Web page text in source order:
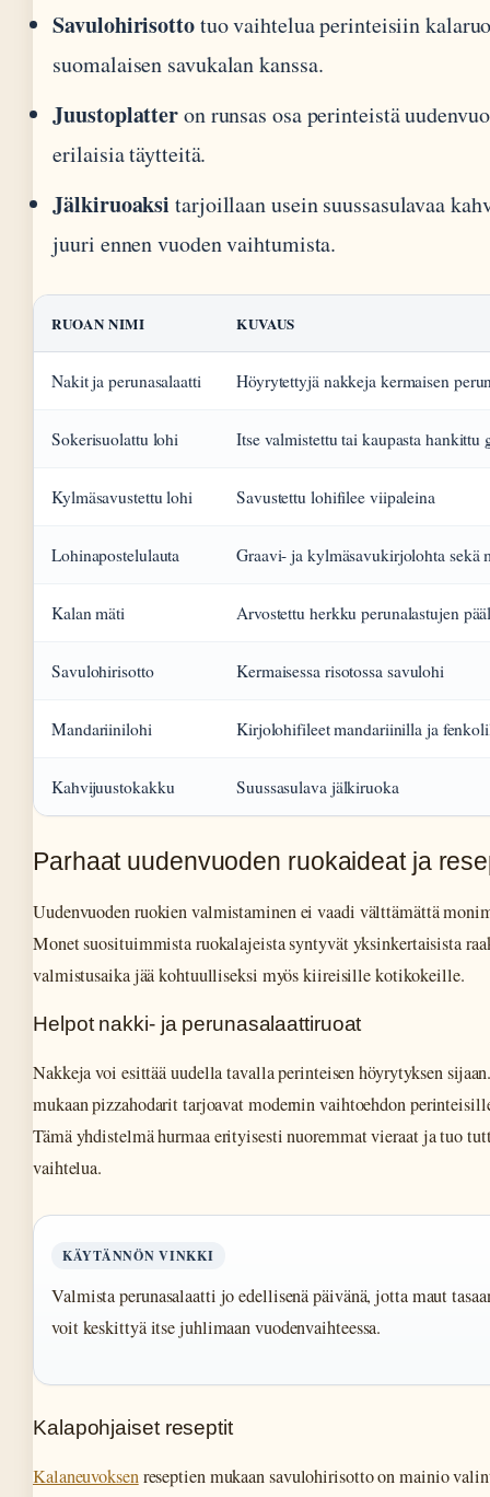
Savulohirisottotuo vaihtelua perinteisiin
suomalaisen savukalan kanssa.
Juustoplatteron runsas osa perinteistä
erilaisia täytteitä.
Jälkiruoaksi tarjoillaan usein suussasulavaa
juuri ennen vuoden vaihtumista.
RUOAN NIMI KUVAUS
Nakit ja perunasalaatti Höyrytettyjä nakkeja kermaisen
Sokerisuolattu lohi Itse valmistettu tai kaupasta hankittu
Kylmäsavustettu lohi Savustettu lohifilee viipaleina
Lohinapostelulauta Graavi- ja kylmäsavukirjolohta sekä
Kalan mäti Arvostettu herkku perunalastujen
Savulohirisotto Kermaisessa risotossa savulohi
Mandariinilohi Kirjolohifileet mandariinilla ja
Kahvijuustokakku Suussasulava jälkiruoka
Parhaat uudenvuoden ruokaideat ja
Uudenvuoden ruokien valmistaminen ei vaadi välttämättä
Monet suosituimmista ruokalajeista syntyvät yksinkertaisista
valmistusaika jää kohtuulliseksi myös kiireisille kotikokeille.
Helpot nakki- ja perunasalaattiruoat
Nakkeja voi esittää uudella tavalla perinteisen höyrytyksen
mukaan pizzahodarit tarjoavat modernin vaihtoehdon
Tämä yhdistelmä hurmaa erityisesti nuoremmat vieraat ja tuo
vaihtelua.
KÄYTÄNNÖN VINKKI
Valmista perunasalaatti jo edellisenä päivänä, jotta maut
voit keskittyä itse juhlimaan vuodenvaihteessa.
Kalapohjaiset reseptit
Kalaneuvoksenreseptien mukaan savulohirisotto on mainio